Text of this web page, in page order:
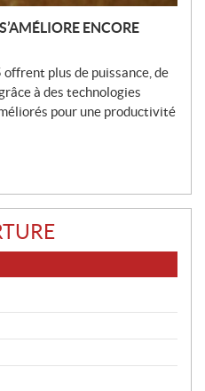
ENCORE
plus de puissance, de
à des technologies
pour une productivité